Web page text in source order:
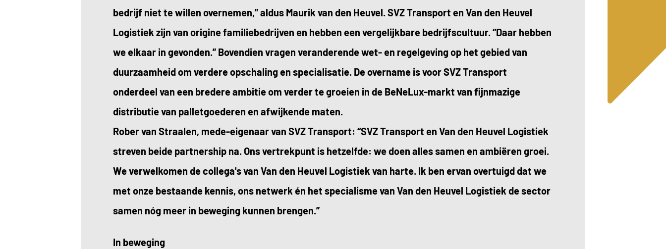
bedrijf niet te willen overnemen,” aldus Maurik van den Heuvel. SVZ Transport en Van den Heuvel
Logistiek zijn van origine familiebedrijven en hebben een vergelijkbare bedrijfscultuur. “Daar hebben
we elkaar in gevonden.” Bovendien vragen veranderende wet- en regelgeving op het gebied van
duurzaamheid om verdere opschaling en specialisatie. De overname is voor SVZ Transport
onderdeel van een bredere ambitie om verder te groeien in de BeNeLux-markt van fijnmazige
distributie van palletgoederen en afwijkende maten.
Rober van Straalen, mede-eigenaar van SVZ Transport: “SVZ Transport en Van den Heuvel Logistiek
streven beide partnership na. Ons vertrekpunt is hetzelfde: we doen alles samen en ambiëren groei.
We verwelkomen de collega's van Van den Heuvel Logistiek van harte. Ik ben ervan overtuigd dat we
met onze bestaande kennis, ons netwerk én het specialisme van Van den Heuvel Logistiek de sector
samen nóg meer in beweging kunnen brengen.”
In beweging